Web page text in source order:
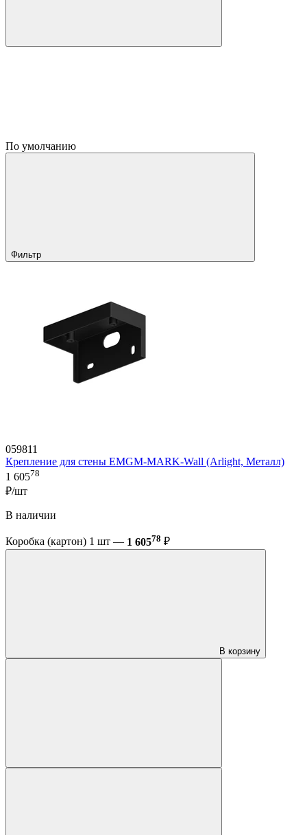
По умолчанию
Фильтр
059811
Крепление для стены EMGM-MARK-Wall (Arlight, Металл)
1 60578
₽/шт
В наличии
Коробка (картон) 1 шт — 1 60578 ₽
В корзину